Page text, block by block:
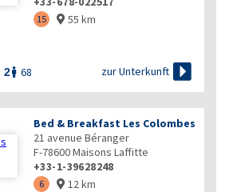
15  55 km
2 68 zur Unterkunft 
Bed & Breakfast Les Colombes
21 avenue Béranger
F-78600Maisons Laffitte
+33-1-39628248
6  12 km